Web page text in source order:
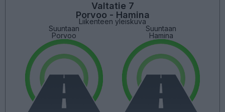
Valtatie 7
Porvoo - Hamina
Liikenteen yleiskuva
Suuntaan
Porvoo
Suuntaan
Hamina